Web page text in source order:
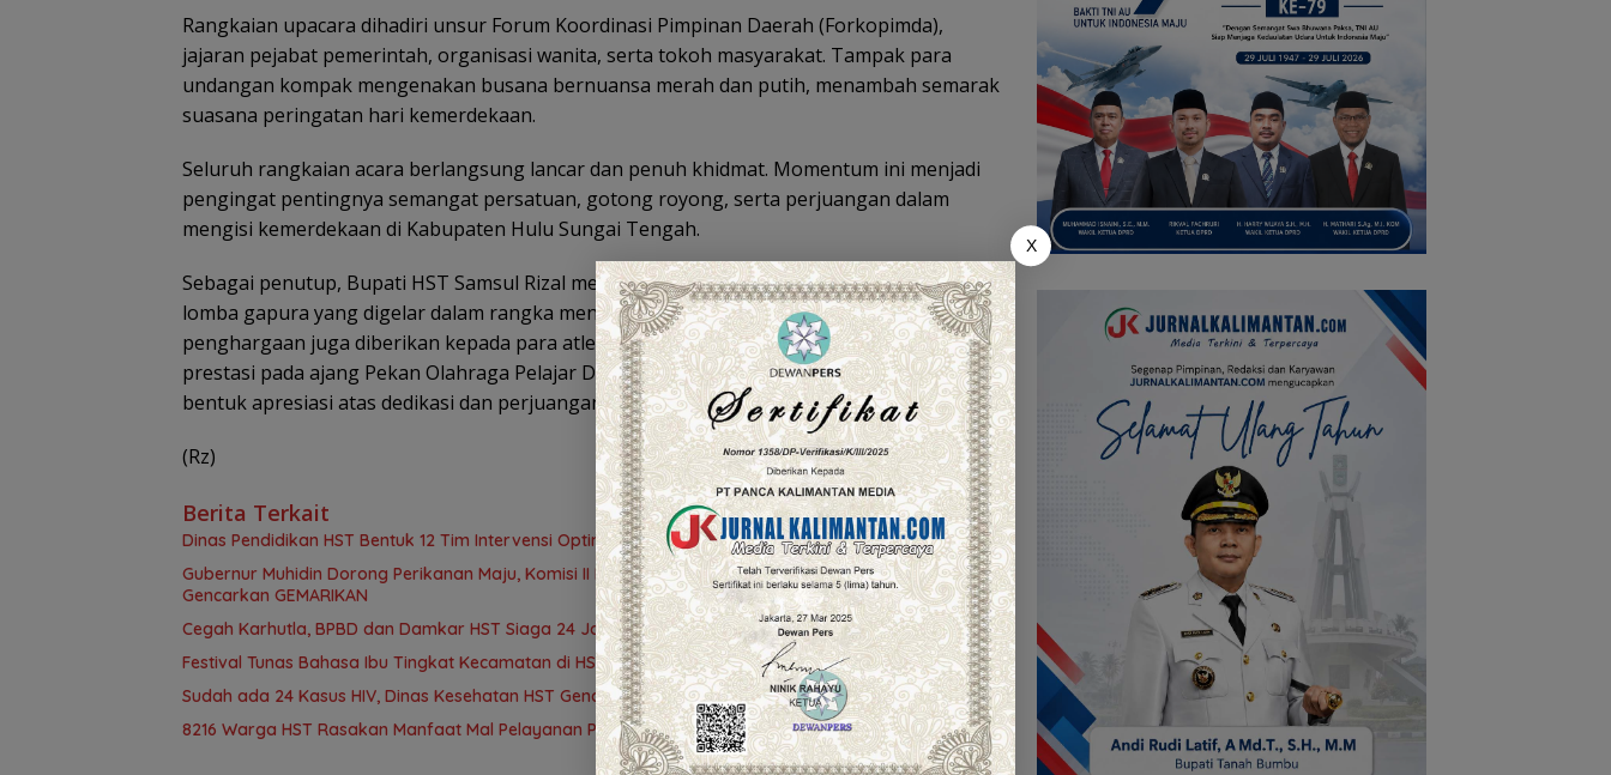
Rangkaian upacara dihadiri unsur Forum Koordinasi Pimpinan Daerah (Forkopimda),
jajaran pejabat pemerintah, organisasi wanita, serta tokoh masyarakat. Tampak para
undangan kompak mengenakan busana bernuansa merah dan putih, menambah semarak
suasana peringatan hari kemerdekaan.
Seluruh rangkaian acara berlangsung lancar dan penuh khidmat. Momentum ini menjadi
pengingat pentingnya semangat persatuan, gotong royong, serta perjuangan dalam
mengisi kemerdekaan di Kabupaten Hulu Sungai Tengah.
Sebagai penutup, Bupati HST Samsul Rizal menyerahkan hadiah kepada para pemenang
lomba gapura yang digelar dalam rangka menyemarakkan HUT RI ke-80. Selain itu,
penghargaan juga diberikan kepada para atlet asal HST yang berhasil menorehkan
prestasi pada ajang Pekan Olahraga Pelajar Daerah (Popda) Kalimantan Selatan, sebagai
bentuk apresiasi atas dedikasi dan perjuangan mereka mengharumkan daerah.
(Rz)
Berita Terkait
Dinas Pendidikan HST Bentuk 12 Tim Intervensi Optimalisasi Inventarisasi Aset
Gubernur Muhidin Dorong Perikanan Maju, Komisi II DPRD Kalsel Tinjau Kampung Gabus Haruan dan
Gencarkan GEMARIKAN
Cegah Karhutla, BPBD dan Damkar HST Siaga 24 Jam
Festival Tunas Bahasa Ibu Tingkat Kecamatan di HST Lestarikan Bahasa Daerah
Sudah ada 24 Kasus HIV, Dinas Kesehatan HST Gencarkan Skrining Deteksi Dini
8216 Warga HST Rasakan Manfaat Mal Pelayanan Publik, Pemda Siapkan Antrean Online
X